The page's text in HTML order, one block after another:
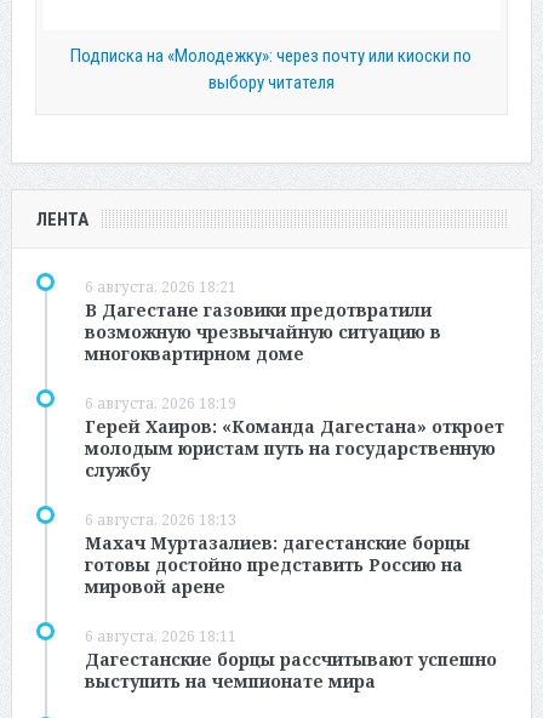
Подписка на «Молодежку»: через почту или киоски по
выбору читателя
ЛЕНТА
6 августа, 2026 18:21
В Дагестане газовики предотвратили
возможную чрезвычайную ситуацию в
многоквартирном доме
6 августа, 2026 18:19
Герей Хаиров: «Команда Дагестана» откроет
молодым юристам путь на государственную
службу
6 августа, 2026 18:13
Махач Муртазалиев: дагестанские борцы
готовы достойно представить Россию на
мировой арене
6 августа, 2026 18:11
Дагестанские борцы рассчитывают успешно
выступить на чемпионате мира